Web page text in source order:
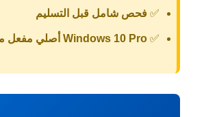
✅ فحص شامل قبل التسليم
✅ Windows 10 Pro أصلي مفعل مدى الحياة